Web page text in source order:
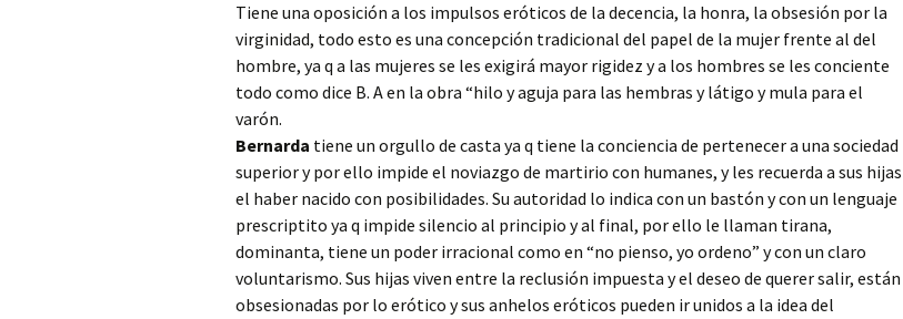
Tiene una oposición a los impulsos eróticos de la decencia, la honra, la obsesión por la
virginidad, todo esto es una concepción tradicional del papel de la mujer frente al del
hombre, ya q a las mujeres se les exigirá mayor rigidez y a los hombres se les conciente
todo como dice B. A en la obra “hilo y aguja para las hembras y látigo y mula para el
varón.
Bernarda tiene un orgullo de casta ya q tiene la conciencia de pertenecer a una sociedad
superior y por ello impide el noviazgo de martirio con humanes, y les recuerda a sus hijas
el haber nacido con posibilidades. Su autoridad lo indica con un bastón y con un lenguaje
prescriptito ya q impide silencio al principio y al final, por ello le llaman tirana,
dominanta, tiene un poder irracional como en “no pienso, yo ordeno” y con un claro
voluntarismo. Sus hijas viven entre la reclusión impuesta y el deseo de querer salir, están
obsesionadas por lo erótico y sus anhelos eróticos pueden ir unidos a la idea del